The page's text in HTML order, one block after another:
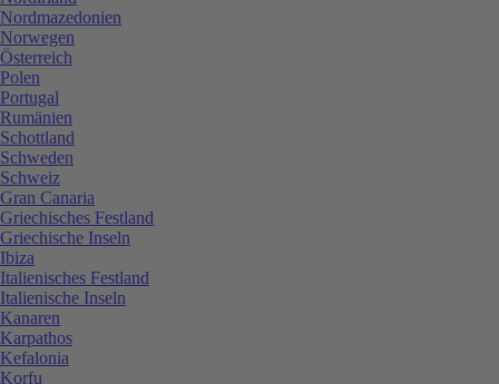
Nordmazedonien
Norwegen
Österreich
Polen
Portugal
Rumänien
Schottland
Schweden
Schweiz
Gran Canaria
Griechisches Festland
Griechische Inseln
Ibiza
Italienisches Festland
Italienische Inseln
Kanaren
Karpathos
Kefalonia
Korfu